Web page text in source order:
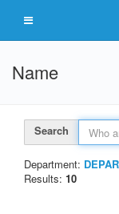
Name
Search
Department:
Results: 10